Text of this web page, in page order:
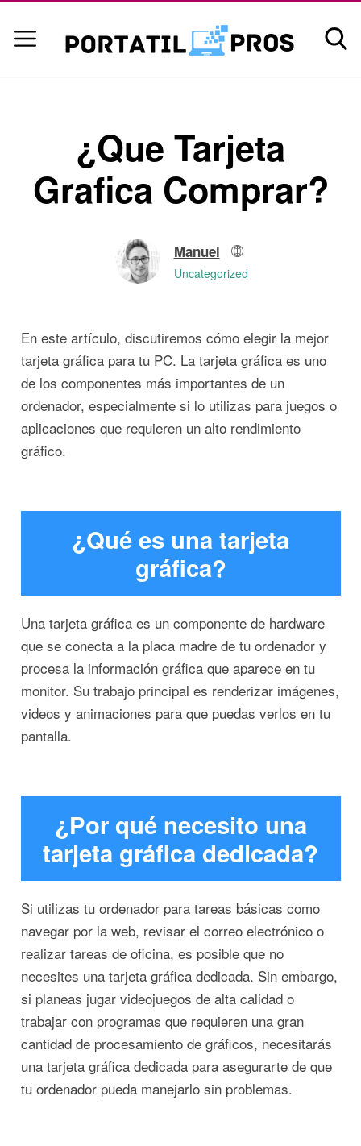
¿Que Tarjeta
Grafica Comprar?
Manuel
Uncategorized
En este artículo, discutiremos cómo elegir la mejor
tarjeta gráfica para tu PC. La tarjeta gráfica es uno
de los componentes más importantes de un
ordenador, especialmente si lo utilizas para juegos o
aplicaciones que requieren un alto rendimiento
gráfico.
¿Qué es una tarjeta
gráfica?
Una tarjeta gráfica es un componente de hardware
que se conecta a la placa madre de tu ordenador y
procesa la información gráfica que aparece en tu
monitor. Su trabajo principal es renderizar imágenes,
videos y animaciones para que puedas verlos en tu
pantalla.
¿Por qué necesito una
tarjeta gráfica dedicada?
Si utilizas tu ordenador para tareas básicas como
navegar por la web, revisar el correo electrónico o
realizar tareas de oficina, es posible que no
necesites una tarjeta gráfica dedicada. Sin embargo,
si planeas jugar videojuegos de alta calidad o
trabajar con programas que requieren una gran
cantidad de procesamiento de gráficos, necesitarás
una tarjeta gráfica dedicada para asegurarte de que
tu ordenador pueda manejarlo sin problemas.